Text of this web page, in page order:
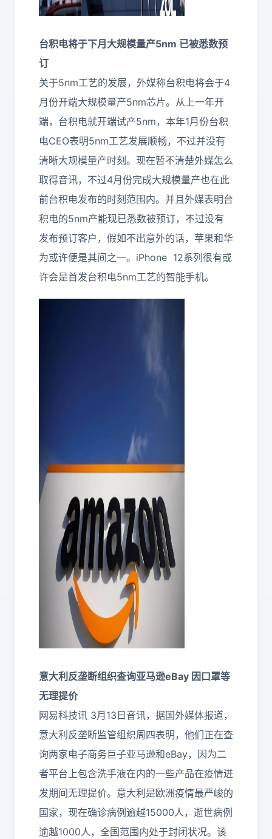
台积电将于下月大规模量产5nm 已被悉数预
订
关于5nm工艺的发展，外媒称台积电将会于4
月份开端大规模量产5nm芯片。从上一年开
端，台积电就开端试产5nm，本年1月份台积
电CEO表明5nm工艺发展顺畅，不过并没有
清晰大规模量产时刻。现在暂不清楚外媒怎么
取得音讯，不过4月份完成大规模量产也在此
前台积电发布的时刻范围内。并且外媒表明台
积电的5nm产能现已悉数被预订，不过没有
发布预订客户，假如不出意外的话，苹果和华
为或许便是其间之一。iPhone 12系列很有或
许会是首发台积电5nm工艺的智能手机。
意大利反垄断组织查询亚马逊eBay 因口罩等
无理提价
网易科技讯 3月13日音讯，据国外媒体报道，
意大利反垄断监管组织周四表明，他们正在查
询两家电子商务巨子亚马逊和eBay，因为二
者平台上包含洗手液在内的一些产品在疫情迸
发期间无理提价。意大利是欧洲疫情最严峻的
国家，现在确诊病例逾越15000人，逝世病例
逾越1000人，全国范围内处于封闭状况。该